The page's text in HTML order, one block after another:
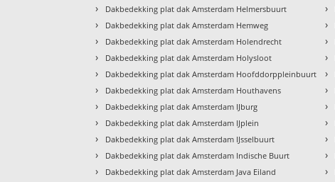
› Dakbedekking plat dak Amsterdam Helmersbuurt
› Dakbedekking plat dak Amsterdam Hemweg
› Dakbedekking plat dak Amsterdam Holendrecht
› Dakbedekking plat dak Amsterdam Holysloot
› Dakbedekking plat dak Amsterdam Hoofddorppleinbuurt
› Dakbedekking plat dak Amsterdam Houthavens
› Dakbedekking plat dak Amsterdam IJburg
› Dakbedekking plat dak Amsterdam IJplein
› Dakbedekking plat dak Amsterdam IJsselbuurt
› Dakbedekking plat dak Amsterdam Indische Buurt
› Dakbedekking plat dak Amsterdam Java Eiland
›
›
›
›
›
›
›
›
›
›
›